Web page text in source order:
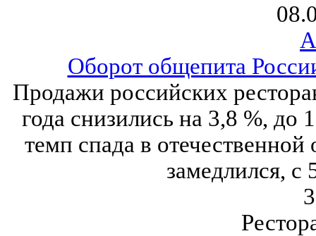
Оборот общепита
Продажи российских
года снизились на 3,8 %, до
темп спада в
замедлился, с